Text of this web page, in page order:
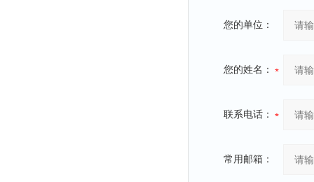
您的单位：
您的姓名：
联系电话：
常用邮箱：